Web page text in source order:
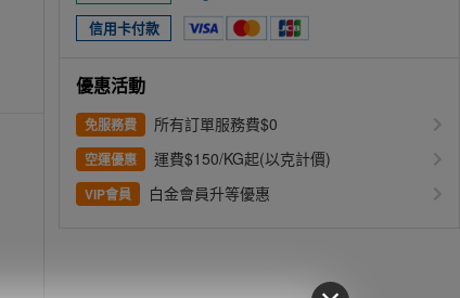
信用卡付款
優惠活動
免服務費 所有訂單服務費$0
空運優惠 運費$150/KG起(以克計價)
VIP會員 白金會員升等優惠